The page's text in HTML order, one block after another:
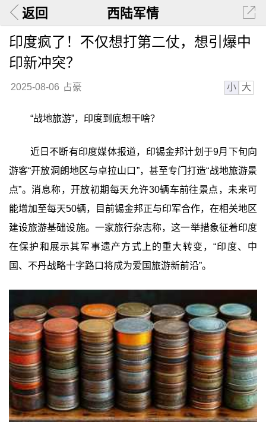
返回 西陆军情
印度疯了！不仅想打第二仗，想引爆中
印新冲突？
2025-08-06 占豪 小 大
“战地旅游”，印度到底想干啥？
近日不断有印度媒体报道，印锡金邦计划于9月下旬向
游客“开放洞朗地区与卓拉山口”，甚至专门打造“战地旅游景
点”。消息称，开放初期每天允许30辆车前往景点，未来可
能增加至每天50辆，目前锡金邦正与印军合作，在相关地区
建设旅游基础设施。一家旅行杂志称，这一举措象征着印度
在保护和展示其军事遗产方式上的重大转变，“印度、中
国、不丹战略十字路口将成为爱国旅游新前沿”。